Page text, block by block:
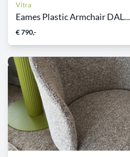
Vitra
Eames Plastic Armchair DAL...
€ 790,-